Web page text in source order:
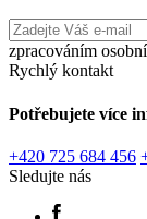
zpracováním
Rychlý kontakt
Potřebujete více
+420 725 684 456
Sledujte nás